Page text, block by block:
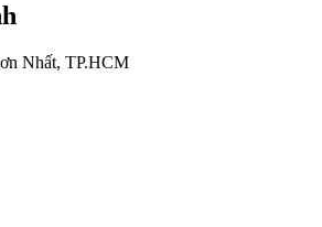
Nhất, TP.HCM